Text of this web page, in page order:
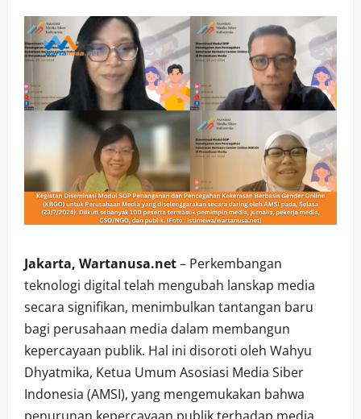
Jakarta, Wartanusa.net– Perkembangan
teknologi digital telah mengubah lanskap media
secara signifikan, menimbulkan tantangan baru
bagi perusahaan media dalam membangun
kepercayaan publik. Hal ini disoroti oleh Wahyu
Dhyatmika, Ketua Umum Asosiasi Media Siber
Indonesia (AMSI), yang mengemukakan bahwa